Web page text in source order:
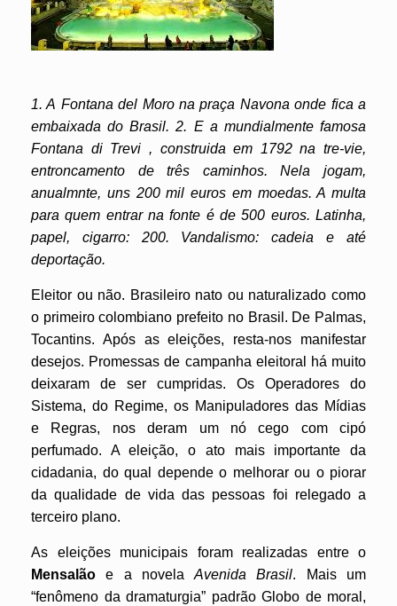
1. A Fontana del Moro na praça Navona onde fica a
embaixada do Brasil. 2. E a mundialmente famosa
Fontana di Trevi , construida em 1792 na tre-vie,
entroncamento de três caminhos. Nela jogam,
anualmnte, uns 200 mil euros em moedas. A multa
para quem entrar na fonte é de 500 euros. Latinha,
papel, cigarro: 200. Vandalismo: cadeia e até
deportação.
Eleitor ou não. Brasileiro nato ou naturalizado como
o primeiro colombiano prefeito no Brasil. De Palmas,
Tocantins. Após as eleições, resta-nos manifestar
desejos. Promessas de campanha eleitoral há muito
deixaram de ser cumpridas. Os Operadores do
Sistema, do Regime, os Manipuladores das Mídias
e Regras, nos deram um nó cego com cipó
perfumado. A eleição, o ato mais importante da
cidadania, do qual depende o melhorar ou o piorar
da qualidade de vida das pessoas foi relegado a
terceiro plano.
As eleições municipais foram realizadas entre o
Mensalão e a novelaAvenida Brasil. Mais um
“fenômeno da dramaturgia” padrão Globo de moral,